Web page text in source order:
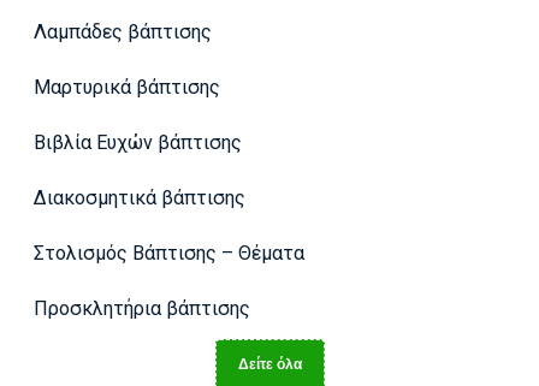
Λαμπάδες βάπτισης
Μαρτυρικά βάπτισης
Βιβλία Ευχών βάπτισης
Διακοσμητικά βάπτισης
Στολισμός Βάπτισης – Θέματα
Προσκλητήρια βάπτισης
Δείτε όλα